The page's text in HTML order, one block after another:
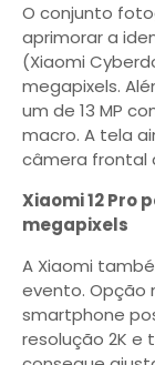
O conjunto
aprimorar a
(Xiaomi
megapixels.
um de 13 MP
macro. A tela
câmera frontal
Xiaomi 12 Pro
megapixels
A Xiaomi
evento. Opção
smartphone
resolução 2K e